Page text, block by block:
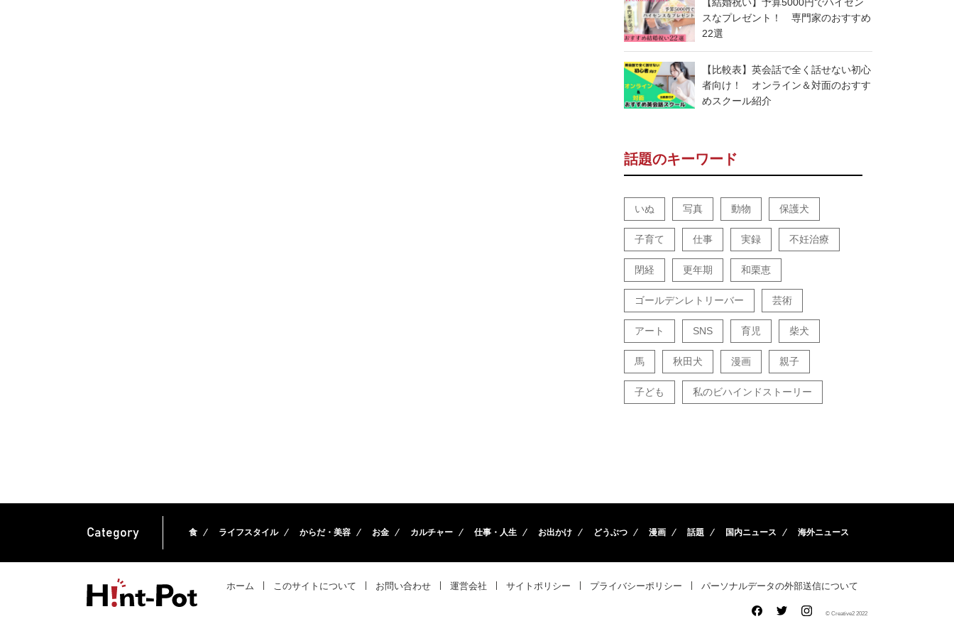
スなプレゼント！ 専門家のおすすめ
22選
【比較表】英会話で全く話せない初心
者向け！ オンライン＆対面のおすす
めスクール紹介
話題のキーワード
いぬ 写真 動物 保護犬
子育て 仕事 実録 不妊治療
閉経 更年期 和栗恵
ゴールデンレトリーバー 芸術
アート SNS 育児 柴犬
馬 秋田犬 漫画 親子
子ども 私のビハインドストーリー
Category 食 ライフスタイル からだ・美容 お金 カルチャー 仕事・人生 お出かけ どうぶつ 漫画 話題 国内ニュース 海外ニュース
ホーム このサイトについて お問い合わせ 運営会社 サイトポリシー プライバシーポリシー パーソナルデータの外部送信について
© Creative2 2022